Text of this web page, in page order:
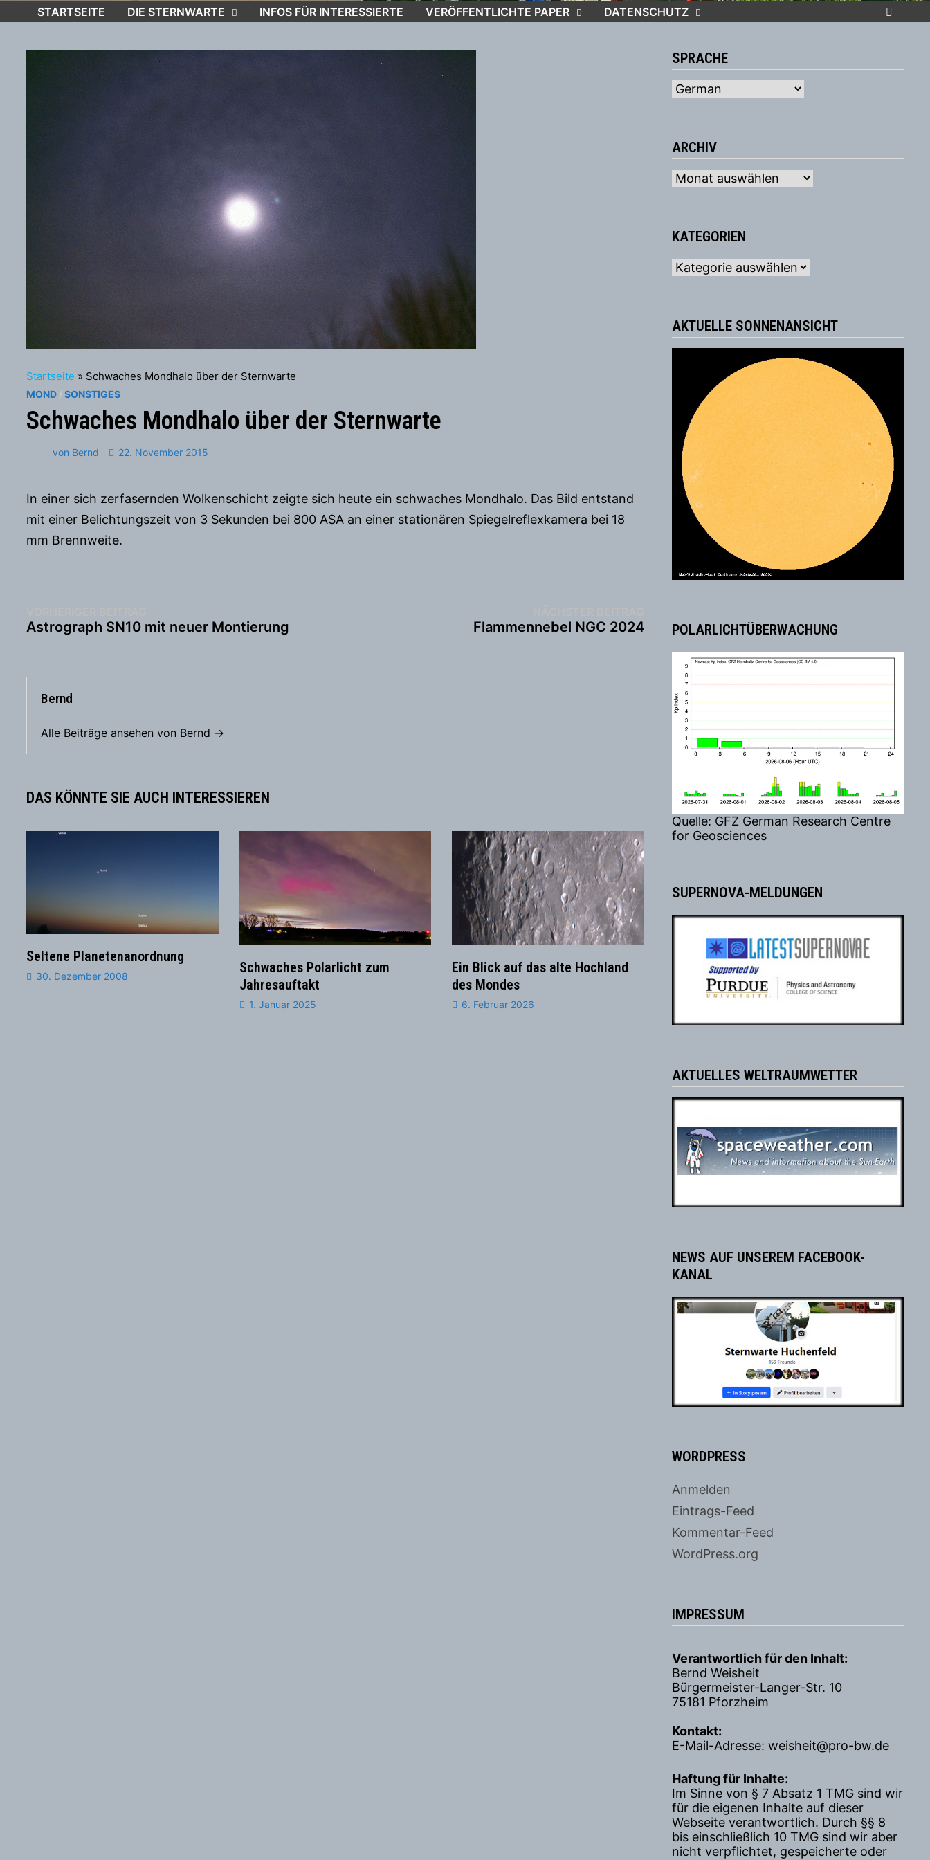
STARTSEITE DIE STERNWARTE INFOS FÜR INTERESSIERTE VERÖFFENTLICHTE PAPER DATENSCHUTZ
Startseite » Schwaches Mondhalo über der Sternwarte
MOND /SONSTIGES
Schwaches Mondhalo über der Sternwarte
von Bernd 22. November 2015
In einer sich zerfasernden Wolkenschicht zeigte sich heute ein schwaches Mondhalo. Das Bild entstand
mit einer Belichtungszeit von 3 Sekunden bei 800 ASA an einer stationären Spiegelreflexkamera bei 18
mm Brennweite.
Beitragsnavigation
Beitrag:
Astrograph SN10 mit neuer Montierung
Beitrag:
Flammennebel NGC 2024
Bernd
Alle Beiträge ansehen von Bernd →
DAS KÖNNTE SIE AUCH INTERESSIEREN
Seltene Planetenanordnung
30. Dezember 2008
Schwaches Polarlicht zum
Jahresauftakt
1. Januar 2025
Ein Blick auf das alte Hochland
des Mondes
6. Februar 2026
SPRACHE
ARCHIV
Archiv
KATEGORIEN
Kategorien
AKTUELLE SONNENANSICHT
POLARLICHTÜBERWACHUNG
Quelle: GFZ German Research Centre
for Geosciences
SUPERNOVA-MELDUNGEN
AKTUELLES WELTRAUMWETTER
NEWS AUF UNSEREM FACEBOOK-
KANAL
WORDPRESS
Anmelden
Eintrags-Feed
Kommentar-Feed
WordPress.org
IMPRESSUM
Verantwortlich für den Inhalt:
Bernd Weisheit
Bürgermeister-Langer-Str. 10
75181 Pforzheim
Kontakt:
E-Mail-Adresse: weisheit@pro-bw.de
Haftung für Inhalte:
Im Sinne von § 7 Absatz 1 TMG sind wir
für die eigenen Inhalte auf dieser
Webseite verantwortlich. Durch §§ 8
bis einschließlich 10 TMG sind wir aber
nicht verpflichtet, gespeicherte oder